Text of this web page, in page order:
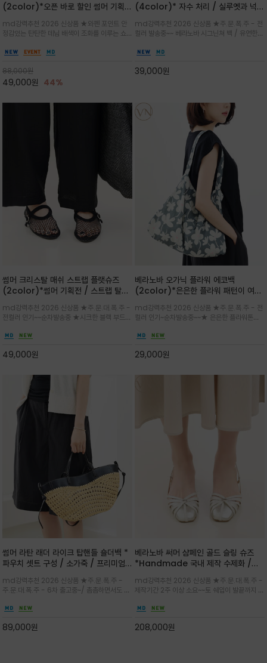
(2color)*오픈 바로 할인 썸머 기획
말 모임룩, 여행룩까지 ~
md강력추천 2026 신상품 ★와펜 포인트 안
정감있는 탄탄한 데님 배색이 조화를 이루는 쇼
클래식한 네이비·아이보리 스트라이프와 산뜻한
88,000원
49,000원 44%
(4color)* 자수 처리 / 실루엣과 넉넉
셜 숄더백
md강력추천 2026 신상품 ★주.문.폭.주 - 전
컬러 발송중~~ 베라노바 시그닌쳐 백 / 유연한
설계로 어깨의 피로도를 낮춰 편안한 착용/가볍
리 숄더백
39,000원
썸머 크리스탈 매쉬 스트랩 플랫슈즈
(2color)*썸머 기획전 / 스트랩 탈착
세한 메쉬 짜임 위로 은은하게 반짝이는
크리스탈 디테일을 더한 플랫슈즈
md강력추천 2026 신상품 ★주.문.대.폭.주 -
전컬러 인기~~순차발송중 ★시크한 블랙 부드러
하게 좋으며 가볍고 시원해 데일리 만능 아이템 /
49,000원
베라노바 오가닉 플라워 에코백
(2color)*은은한 플라워 패턴이 여름
코백
md강력추천 2026 신상품 ★주.문.폭.주 - 전
컬러 인기~순차발송중~~★ 은은한 플라워톤이
고급스럽게 내추럴한 감성의 천연 오가닉 코튼소
해져 완성
29,000원
썸머 라탄 래더 라이크 탑핸들 숄더백 *
파우치 셋트 구성 / 소가죽 / 프리미엄
라이크 배색이 조화롭게 어우러진 탑핸
들 숄더백
md강력추천 2026 신상품 ★주.문.폭.주 -
주.문.대.폭.주 - 6차 출고중~/ 촘촘하면서도 입
만들며 부드러운 곡선의 바스켓 실루엣에 넉넉한
양한 연출이
89,000원
베라노바 써머 샴페인 골드 슬링 슈즈
*Handmade 국내 제작 수제화 /은
스럽게 밝혀주는 슬링백 플랫슈
md강력추천 2026 신상품 ★주.문.대.폭.주 -
제작기간 2주 이상 소요~~토 쉐입이 발끝까지 세
끔한 디자인과 베이직한 컬러감으로 높은 활용도
일까지 두루 잘 어울리는 활2
208,000원